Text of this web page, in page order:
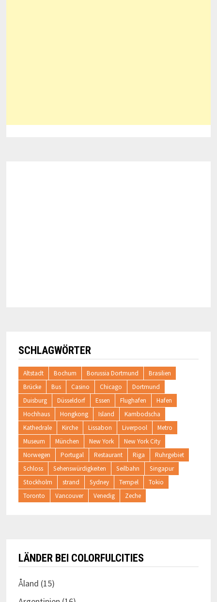
SCHLAGWÖRTER
Altstadt Bochum Borussia Dortmund
Brasilien
Brücke
Bus Casino Chicago
Dortmund
Duisburg
Düsseldorf Essen Flughafen
Hafen
Hochhaus
Hongkong Island
Kambodscha
Kathedrale
Kirche Lissabon Liverpool
Metro
Museum
München New York
New York City
Norwegen
Portugal Restaurant Riga
Ruhrgebiet
Schloss
Sehenswürdigkeiten Seilbahn
Singapur
Stockholm
strand Sydney Tempel
Tokio
Toronto
Vancouver Venedig Zeche
LÄNDER BEI COLORFULCITIES
Åland (15)